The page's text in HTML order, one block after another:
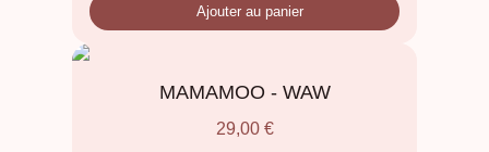
Ajouter au panier
MAMAMOO - WAW
29,00 €